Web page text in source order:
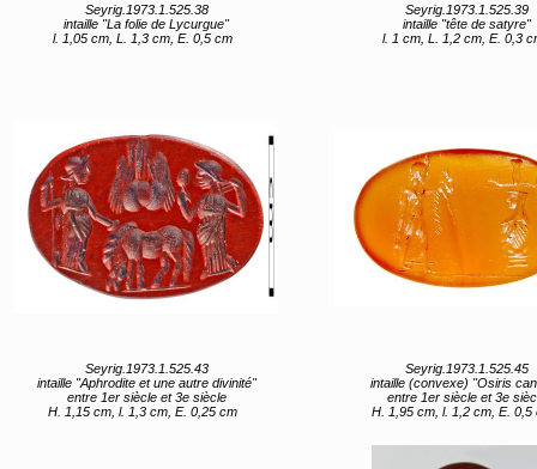
Seyrig.1973.1.525.38
intaille "La folie de Lycurgue"
l. 1,05 cm, L. 1,3 cm, E. 0,5 cm
Seyrig.1973.1.525.39
intaille "tête de satyre"
l. 1 cm, L. 1,2 cm, E. 0,3
Seyrig.1973.1.525.43
intaille "Aphrodite et une autre divinité"
entre 1er siècle et 3e siècle
H. 1,15 cm, l. 1,3 cm, E. 0,25 cm
Seyrig.1973.1.525.45
intaille (convexe) "Osiris
entre 1er siècle et 3e
H. 1,95 cm, l. 1,2 cm, E. 0,5